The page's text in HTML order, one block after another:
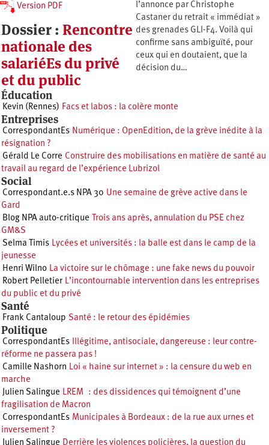
l’annonce par Christophe
Castaner du retrait « immédiat »
des grenades GLI-F4. Voilà qui
confirme sans ambiguïté, pour
ceux qui en doutaient, que la
décision du…
Version PDF
Dossier : Rencontre
nationale des
salariéEs du privé
et du public
Éducation
Kevin (Rennes) Facs et labos : la colère monte
Entreprises
CorrespondantEs Numérique : OpenEdition, de la grève inédite à la
résignation ?
Gérald Le Corre Construire des mobilisations en matière de santé au
travail au regard de l’expérience Lubrizol
Social
Correspondant.e.s NPA 30 Une semaine de grève active dans le
Gard
Blog NPA auto-critique Trois ans après, annulation du PSE chez
GM&S
Selma Timis Lycées et universités : la balle est dans le camp de la
jeunesse
Henri Wilno La victoire sur le chômage : une fake news du pouvoir
Robert Pelletier L’incontournable intervention dans les entreprises
du public et du privé
Santé
Frank Cantaloup Santé : le retour des épidémies
Politique
CorrespondantEs Illégitime, antisociale, dangereuse : leur contre-
réforme ne passera pas !
Camille Nashorn Loi « haine sur internet » : la censure du web en
marche
Julien Salingue LREM : des dissidences qui témoignent d’une
fragilisation de Macron
CorrespondantEs Municipales à Bordeaux : de la rue aux urnes et
inversement ?
Julien Salingue Derrière les violences policières, la question du